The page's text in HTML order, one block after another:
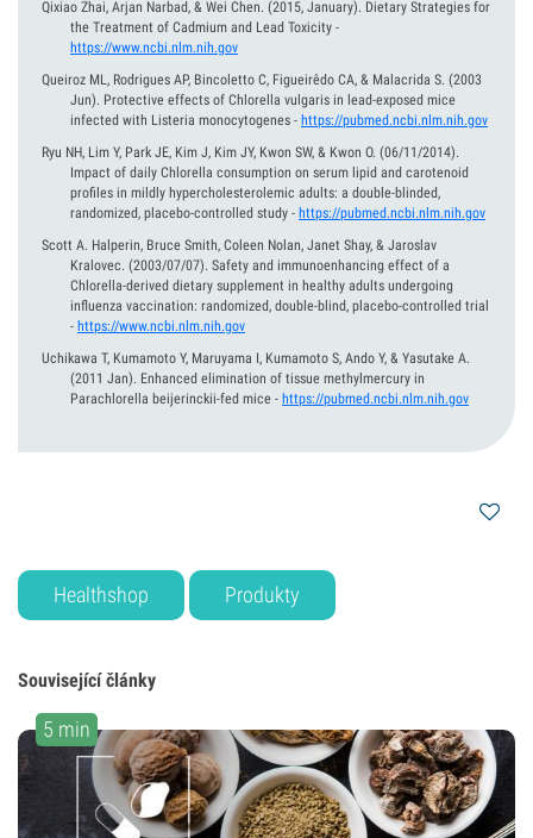
Qixiao Zhai, Arjan Narbad, & Wei Chen. (2015, January). Dietary Strategies for
the Treatment of Cadmium and Lead Toxicity -
https://www.ncbi.nlm.nih.gov
Queiroz ML, Rodrigues AP, Bincoletto C, Figueirêdo CA, & Malacrida S. (2003
Jun). Protective effects of Chlorella vulgaris in lead-exposed mice
infected with Listeria monocytogenes - https://pubmed.ncbi.nlm.nih.gov
Ryu NH, Lim Y, Park JE, Kim J, Kim JY, Kwon SW, & Kwon O. (06/11/2014).
Impact of daily Chlorella consumption on serum lipid and carotenoid
profiles in mildly hypercholesterolemic adults: a double-blinded,
randomized, placebo-controlled study - https://pubmed.ncbi.nlm.nih.gov
Scott A. Halperin, Bruce Smith, Coleen Nolan, Janet Shay, & Jaroslav
Kralovec. (2003/07/07). Safety and immunoenhancing effect of a
Chlorella-derived dietary supplement in healthy adults undergoing
influenza vaccination: randomized, double-blind, placebo-controlled trial
- https://www.ncbi.nlm.nih.gov
Uchikawa T, Kumamoto Y, Maruyama I, Kumamoto S, Ando Y, & Yasutake A.
(2011 Jan). Enhanced elimination of tissue methylmercury in
Parachlorella beijerinckii-fed mice - https://pubmed.ncbi.nlm.nih.gov
Healthshop Produkty
Související články
5 min